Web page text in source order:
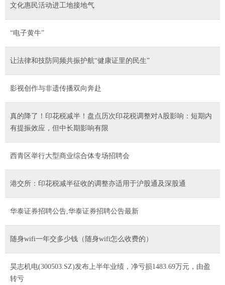
文化惠民活动进工地接地气
“电子黄牛”
让法律和技防同频共振护航“健康证里的民生”
影视创作与非遗传播双向奔赴
真的降了！印花税减半！盘点历次印花税调整对A股影响：短期内
有提振效应，但中长期影响有限
西青区举行大型商业综合体专场招聘会
港交所：印花税减半征收的调整亦适用于沪股通及深股通
华泰证券招聘公告,华泰证券招聘公告最新
随身wifi一年交多少钱（随身wifi怎么收费的）
昊志机电(300503.SZ)发布上半年业绩，净亏损1483.69万元，由盈
转亏